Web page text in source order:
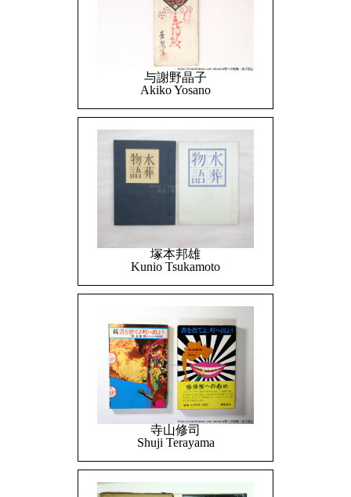
与謝野晶子
Akiko Yosano
塚本邦雄
Kunio Tsukamoto
寺山修司
Shuji Terayama